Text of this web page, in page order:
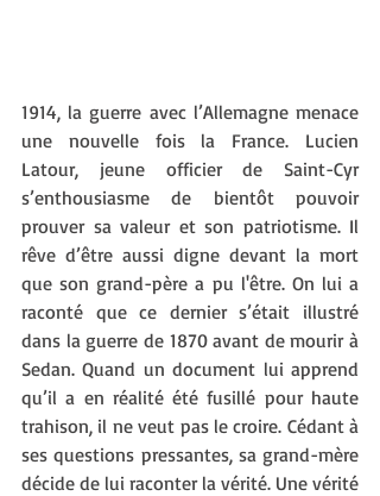
1914, la guerre avec l’Allemagne menace
une nouvelle fois la France. Lucien
Latour, jeune officier de Saint-Cyr
s’enthousiasme de bientôt pouvoir
prouver sa valeur et son patriotisme. Il
rêve d’être aussi digne devant la mort
que son grand-père a pu l'être. On lui a
raconté que ce dernier s’était illustré
dans la guerre de 1870 avant de mourir à
Sedan. Quand un document lui apprend
qu’il a en réalité été fusillé pour haute
trahison, il ne veut pas le croire. Cédant à
ses questions pressantes, sa grand-mère
décide de lui raconter la vérité. Une vérité